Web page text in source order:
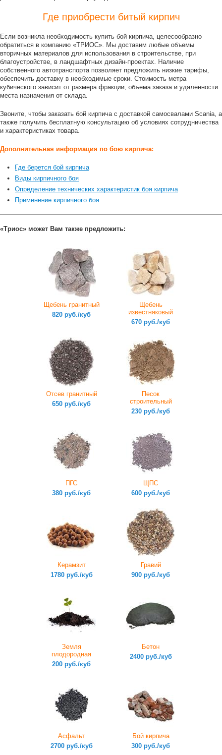
Где приобрести битый кирпич
Если возникла необходимость купить бой кирпича, целесообразно
обратиться в компанию «ТРИОС». Мы доставим любые объемы
вторичных материалов для использования в строительстве, при
благоустройстве, в ландшафтных дизайн-проектах. Наличие
собственного автотранспорта позволяет предложить низкие тарифы,
обеспечить доставку в необходимые сроки. Стоимость метра
кубического зависит от размера фракции, объема заказа и удаленности
места назначения от склада.
Звоните, чтобы заказать бой кирпича с доставкой самосвалами Scania, а
также получить бесплатную консультацию об условиях сотрудничества
и характеристиках товара.
Дополнительная информация по бою кирпича:
Где берется бой кирпича
Виды кирпичного боя
Определение технических характеристик боя кирпича
Применение кирпичного боя
«Триос» может Вам также предложить:
Щебень гранитный
820 руб./куб
Щебень
известняковый
670 руб./куб
Отсев гранитный
650 руб./куб
Песок
строительный
230 руб./куб
ПГС
380 руб./куб
ЩПС
600 руб./куб
Керамзит
1780 руб./куб
Гравий
900 руб./куб
Земля
плодородная
200 руб./куб
Бетон
2400 руб./куб
Асфальт
2700 руб./куб
Бой кирпича
300 руб./куб